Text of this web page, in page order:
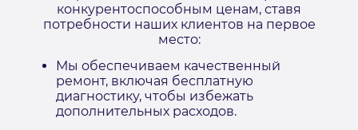
конкурентоспособным ценам, ставя
потребности наших клиентов на первое
место:
Мы обеспечиваем качественный
ремонт, включая бесплатную
диагностику, чтобы избежать
дополнительных расходов.